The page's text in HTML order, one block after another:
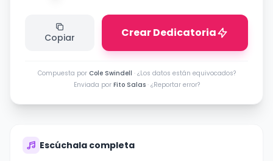
Copiar Crear Dedicatoria
Compuesta por Cole Swindell · ¿Los datos están equivocados?
Enviada por Fito Salas · ¿Reportar error?
Escúchala completa